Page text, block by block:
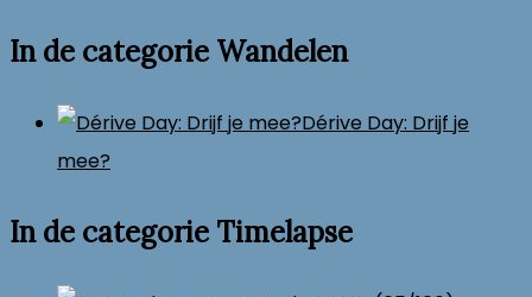
In de categorie Wandelen
Dérive Day: Drijf je
mee?
In de categorie Timelapse